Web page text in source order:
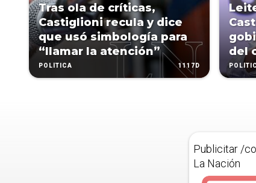
Tras ola de críticas,
Castiglioni recula y dice
que usó simbología para
“llamar la atención”
POLÍTICA 1117D
del
Publicitar /
La Nación